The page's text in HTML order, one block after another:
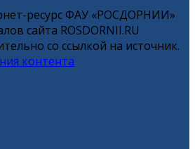
ресурс ФАУ «РОСДОРНИИ»
сайта ROSDORNII.RU
со ссылкой на источник.
контента